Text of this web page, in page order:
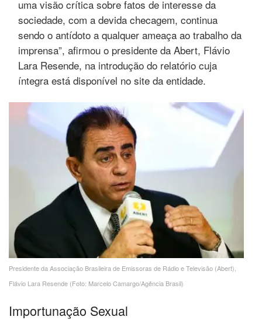
uma visão crítica sobre fatos de interesse da
sociedade, com a devida checagem, continua
sendo o antídoto a qualquer ameaça ao trabalho da
imprensa”, afirmou o presidente da Abert, Flávio
Lara Resende, na introdução do relatório cuja
íntegra está disponível no site da entidade.
Presidente da Associação Brasileira de Emissoras de Rádio e Televisão (Abert),
Flávio Lara Resende (Foto: Marcelo Camargo/Agência Brasil)
Importunação Sexual